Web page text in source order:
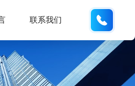
联系我们